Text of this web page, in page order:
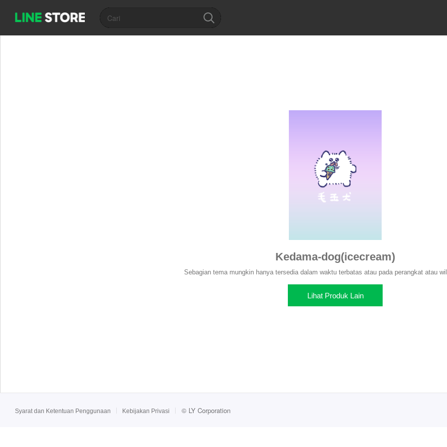
Kedama-dog(icecream)
Sebagian tema mungkin hanya tersedia dalam waktu terbatas atau pada perangkat atau
Lihat Produk Lain
Syarat dan Ketentuan Penggunaan Kebijakan Privasi © LY Corporation